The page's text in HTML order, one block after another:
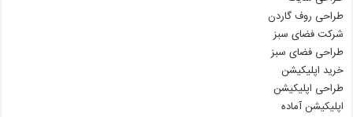
طراحی روف گاردن
شرکت فضای سبز
طراحی فضای سبز
خرید اپلیکیشن
طراحی اپلیکیشن
اپلیکیشن آماده